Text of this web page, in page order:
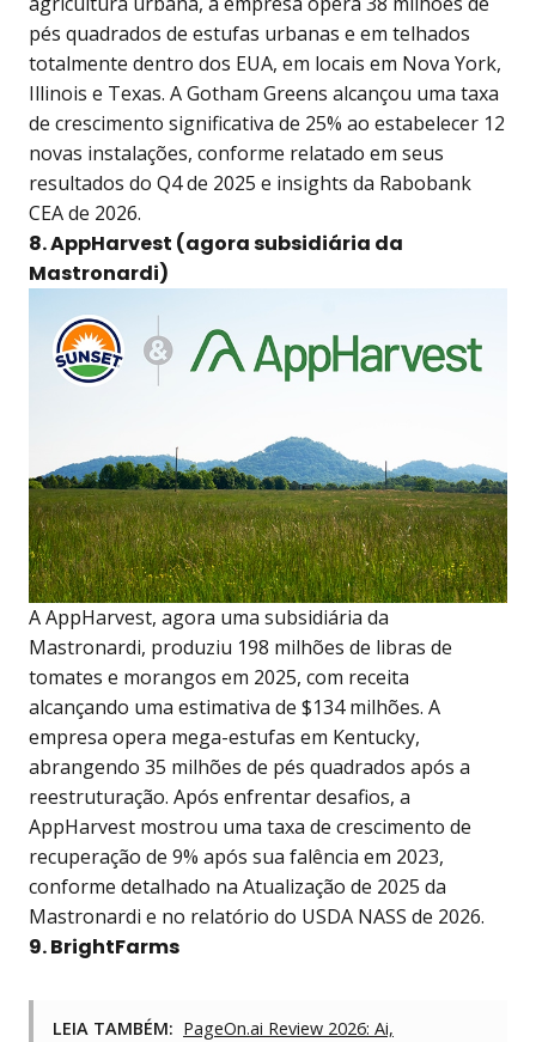
pés quadrados de estufas urbanas e em telhados
totalmente dentro dos EUA, em locais em Nova York,
Illinois e Texas. A Gotham Greens alcançou uma taxa
de crescimento significativa de 25% ao estabelecer 12
novas instalações, conforme relatado em seus
resultados do Q4 de 2025 e insights da Rabobank
CEA de 2026.
8. AppHarvest (agora subsidiária da
Mastronardi)
A AppHarvest, agora uma subsidiária da
Mastronardi, produziu 198 milhões de libras de
tomates e morangos em 2025, com receita
alcançando uma estimativa de $134 milhões. A
empresa opera mega-estufas em Kentucky,
abrangendo 35 milhões de pés quadrados após a
reestruturação. Após enfrentar desafios, a
AppHarvest mostrou uma taxa de crescimento de
recuperação de 9% após sua falência em 2023,
conforme detalhado na Atualização de 2025 da
Mastronardi e no relatório do USDA NASS de 2026.
9. BrightFarms
LEIA TAMBÉM: PageOn.ai Review 2026: Ai,